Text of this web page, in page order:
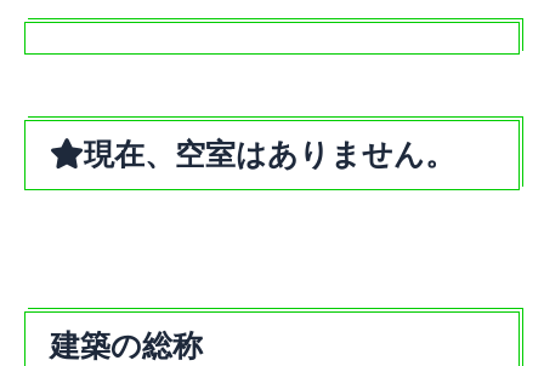
現在、空室はありません。
建築の総称